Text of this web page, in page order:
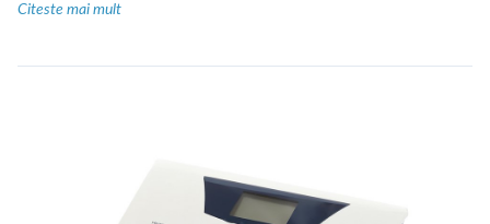
Citeste mai mult